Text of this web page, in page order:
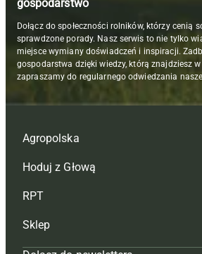
gospodarstwo
Dołącz do społeczności rolników, którzy cenią
sprawdzone porady. Nasz serwis to nie tylko
miejsce wymiany doświadczeń i inspiracji.
gospodarstwa dzięki wiedzy, którą znajdziesz
zapraszamy do regularnego odwiedzania
Agropolska
Redakcja
Reklama
Tagi
Hoduj z Głową
Hoduj z głową bydło
Hoduj z głową świnie
RPT
Redakcja
Sklep